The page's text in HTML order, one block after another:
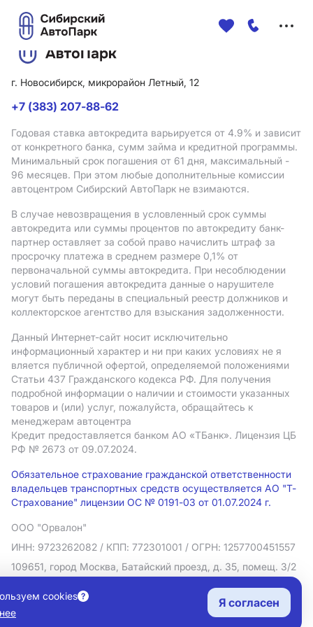
г. Новосибирск, микрорайон Летный, 12
+7 (383) 207-88-62
Годовая ставка автокредита варьируется от 4.9% и зависит
от конкретного банка, сумм займа и кредитной программы.
Минимальный срок погашения от 61 дня, максимальный -
96 месяцев. При этом любые дополнительные комиссии
автоцентром Сибирский АвтоПарк не взимаются.
В случае невозвращения в условленный срок суммы
автокредита или суммы процентов по автокредиту банк-
партнер оставляет за собой право начислить штраф за
просрочку платежа в среднем размере 0,1% от
первоначальной суммы автокредита. При несоблюдении
условий погашения автокредита данные о нарушителе
могут быть переданы в специальный реестр должников и
коллекторское агентство для взыскания задолженности.
Данный Интернет-сайт носит исключительно
информационный характер и ни при каких условиях не я
вляется публичной офертой, определяемой положениями
Статьи 437 Гражданского кодекса РФ. Для получения
подробной информации о наличии и стоимости указанных
товаров и (или) услуг, пожалуйста, обращайтесь к
менеджерам автоцентра
Кредит предоставляется банком АO «ТБанк». Лицензия ЦБ
РФ № 2673 от 09.07.2024.
Обязательное страхование гражданской ответственности
владельцев транспортных средств осуществляется АО "Т-
Страхование" лицензии ОС № 0191-03 от 01.07.2024 г.
ООО "Орвалон"
ИНН: 9723262082 / КПП: 772301001 / ОГРН: 1257700451557
109651, город Москва, Батайский проезд, д. 35, помещ. 3/2
Политика в отношении обработки персональных данных
Согласие на рекламную рассылку
Правовая информация
cookies
Я согласен